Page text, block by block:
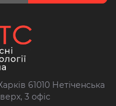
61010 Нетіченська
3 офіс